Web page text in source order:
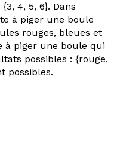
4, 5, 6}. Dans
à piger une boule
rouges, bleues et
à piger une boule qui
possibles : {rouge,
possibles.